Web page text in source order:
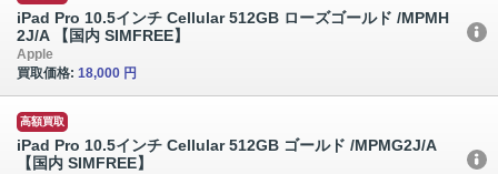
iPad Pro 10.5インチ Cellular 512GB ローズゴールド /MPMH
2J/A 【国内 SIMFREE】
Apple
買取価格: 18,000 円
高額買取
iPad Pro 10.5インチ Cellular 512GB ゴールド /MPMG2J/A
【国内 SIMFREE】